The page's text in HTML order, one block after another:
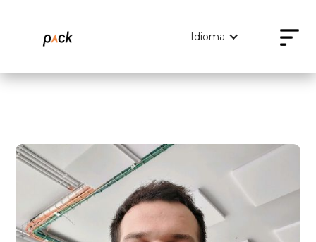
Idioma